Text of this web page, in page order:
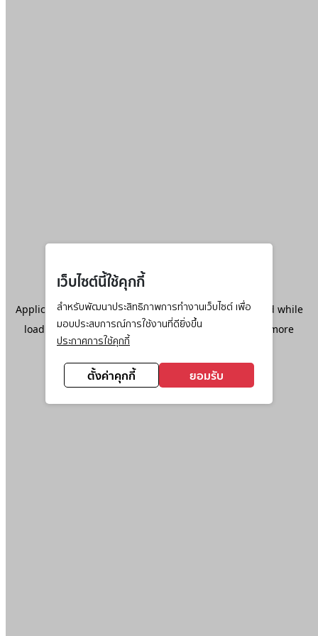
เว็บไซต์นี้ใช้คุกกี้
สำหรับพัฒนาประสิทธิภาพการทำงานเว็บไซต์ เพื่อ
มอบประสบการณ์การใช้งานที่ดียิ่งขึ้น
ประกาศการใช้คุกกี้
ตั้งค่าคุกกี้ ยอมรับ
Application error: aclient-side exception has occurred while
loadingwww.ktc.co.th(see the browser console
for more
information).